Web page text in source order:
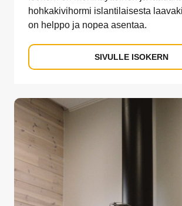
hohkakivihormi islantilaisesta
on helppo ja nopea asentaa.
SIVULLE ISOKERN